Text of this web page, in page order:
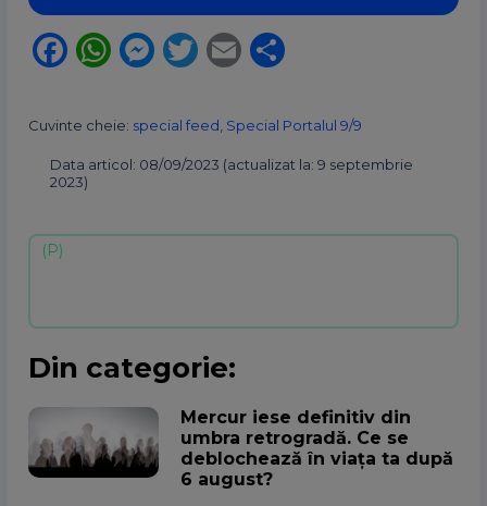
Facebook
WhatsApp
Messenger
Twitter
Email
Cuvinte cheie: special feed Special Portalul 9/9
Data articol: 08/09/2023 (actualizat la: 9 septembrie
2023)
Din categorie:
Mercur iese definitiv din
umbra retrogradă. Ce se
deblochează în viața ta după
6 august?